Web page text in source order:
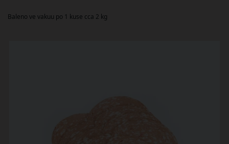
Baleno ve vakuu po 1 kuse cca 2 kg